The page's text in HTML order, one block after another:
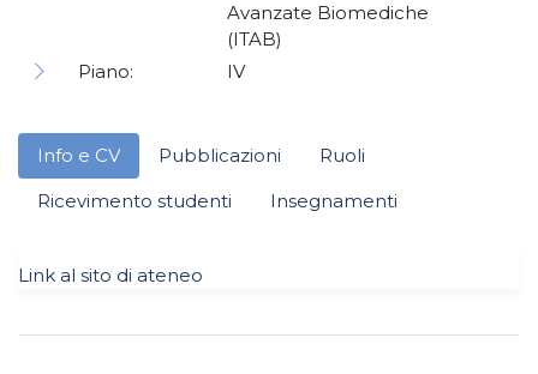
Avanzate Biomediche
(ITAB)
Piano:
IV
Info e CV Pubblicazioni
Ruoli
Ricevimento studenti
Insegnamenti
Link al sito di ateneo